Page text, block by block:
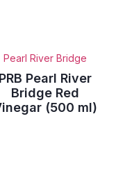
Pearl River Bridge
PRB Pearl River
Bridge Red
(500 ml)